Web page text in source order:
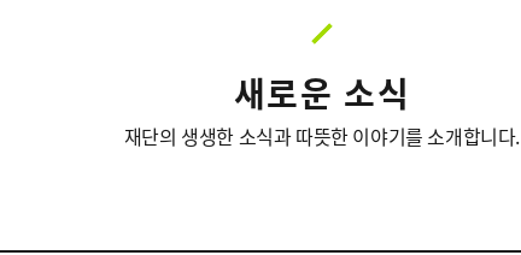
새로운 소식
재단의 생생한 소식과 따뜻한 이야기를 소개합니다.